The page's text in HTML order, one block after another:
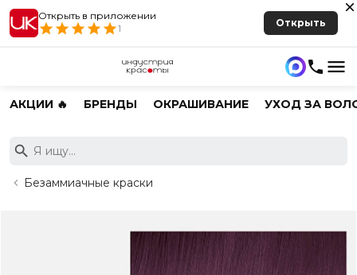
Открыть в приложении
1
Открыть
АКЦИИ 🔥 БРЕНДЫ ОКРАШИВАНИЕ УХОД ЗА
Безаммиачные краски